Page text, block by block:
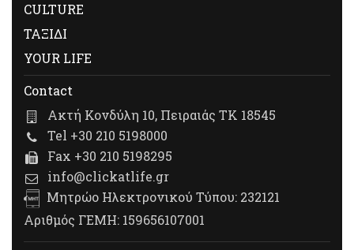
CULTURE
ΤΑΞΙΔΙ
YOUR LIFE
Contact
Ακτή Κονδύλη 10, Πειραιάς ΤΚ 18545
Tel +30 210 5198000
Fax +30 210 5198295
info@clickatlife.gr
Μητρώο Ηλεκτρονικού Τύπου: 232121
Αριθμός ΓΕΜΗ: 159656107001